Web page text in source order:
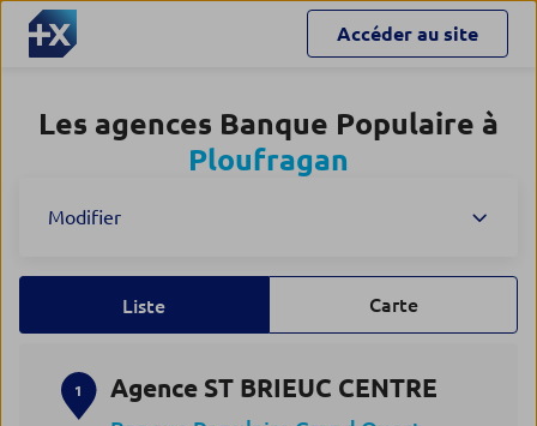
Accéder au site
Les agences Banque Populaire à
Ploufragan
Modifier
Liste Carte
1 Agence ST BRIEUC CENTRE